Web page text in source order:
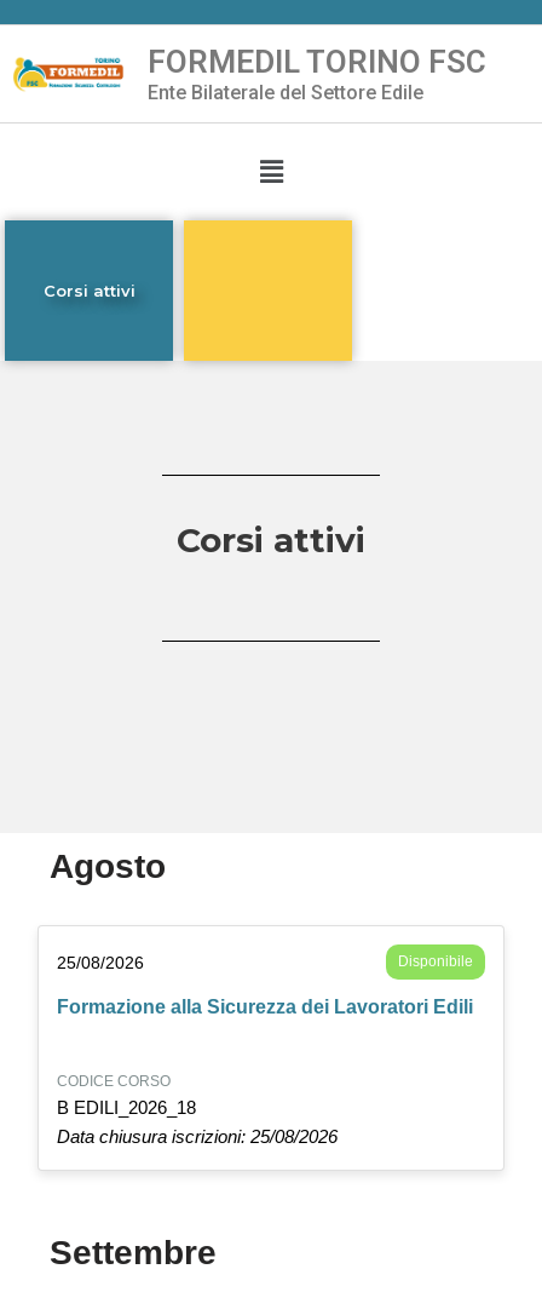
Vai
al
contenuto
FORMEDIL TORINO FSC
Ente Bilaterale del Settore Edile
Corsi attivi
Corsi attivi
Agosto
25/08/2026 Disponibile
Formazione alla Sicurezza dei Lavoratori Edili
CODICE CORSO
B EDILI_2026_18
Data chiusura iscrizioni: 25/08/2026
Settembre